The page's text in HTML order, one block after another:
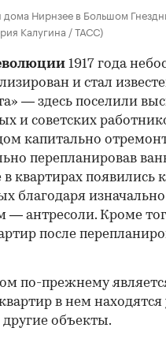
дома Нирнзее в Большом
Калугина / ТАСС)
1917 года
и стал
— здесь поселили
и советских
капитально
перепланировав
квартирах появились
благодаря
— антресоли. Кроме
после
по-прежнему
в нем находятся
объекты.